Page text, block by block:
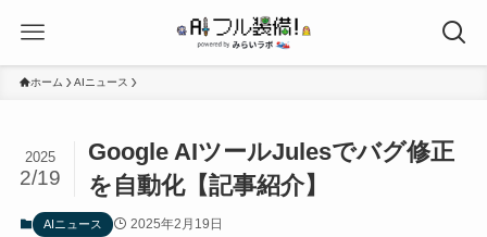
ホーム AIニュース
Google AIツールJulesでバグ修正
を自動化【記事紹介】
2025
2/19
AIニュース 2025年2月19日